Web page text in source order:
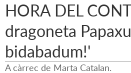
HORA DEL
dragoneta
bidabadum!'
A càrrec de Marta Catalan.